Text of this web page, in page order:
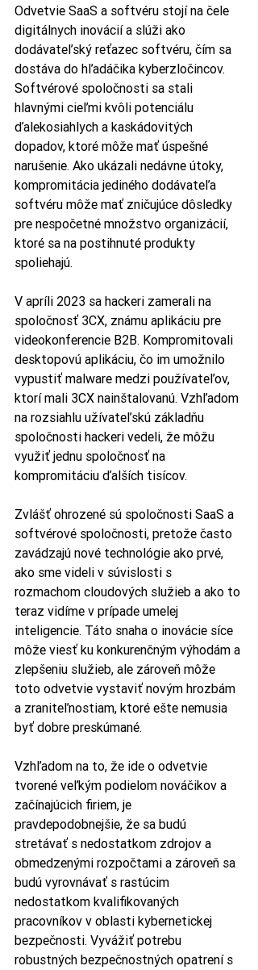
Odvetvie SaaS a softvéru stojí na čele
digitálnych inovácií a slúži ako
dodávateľský reťazec softvéru, čím sa
dostáva do hľadáčika kyberzločincov.
Softvérové spoločnosti sa stali
hlavnými cieľmi kvôli potenciálu
ďalekosiahlych a kaskádovitých
dopadov, ktoré môže mať úspešné
narušenie. Ako ukázali nedávne útoky,
kompromitácia jediného dodávateľa
softvéru môže mať zničujúce dôsledky
pre nespočetné množstvo organizácií,
ktoré sa na postihnuté produkty
spoliehajú.
V apríli 2023 sa hackeri zamerali na
spoločnosť 3CX, známu aplikáciu pre
videokonferencie B2B. Kompromitovali
desktopovú aplikáciu, čo im umožnilo
vypustiť malware medzi používateľov,
ktorí mali 3CX nainštalovanú. Vzhľadom
na rozsiahlu užívateľskú základňu
spoločnosti hackeri vedeli, že môžu
využiť jednu spoločnosť na
kompromitáciu ďalších tisícov.
Zvlášť ohrozené sú spoločnosti SaaS a
softvérové spoločnosti, pretože často
zavádzajú nové technológie ako prvé,
ako sme videli v súvislosti s
rozmachom cloudových služieb a ako to
teraz vidíme v prípade umelej
inteligencie. Táto snaha o inovácie síce
môže viesť ku konkurenčným výhodám a
zlepšeniu služieb, ale zároveň môže
toto odvetvie vystaviť novým hrozbám
a zraniteľnostiam, ktoré ešte nemusia
byť dobre preskúmané.
Vzhľadom na to, že ide o odvetvie
tvorené veľkým podielom nováčikov a
začínajúcich firiem, je
pravdepodobnejšie, že sa budú
stretávať s nedostatkom zdrojov a
obmedzenými rozpočtami a zároveň sa
budú vyrovnávať s rastúcim
nedostatkom kvalifikovaných
pracovníkov v oblasti kybernetickej
bezpečnosti. Vyvážiť potrebu
robustných bezpečnostných opatrení s